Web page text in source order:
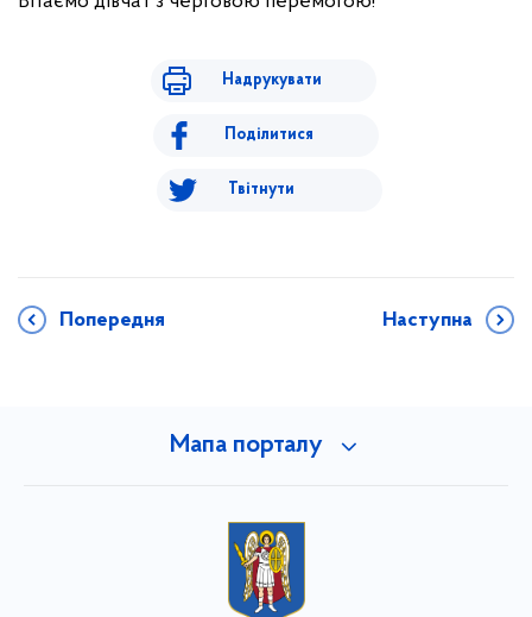
Надрукувати
Поділитися
Твітнути
Попередня Наступна
Мапа порталу